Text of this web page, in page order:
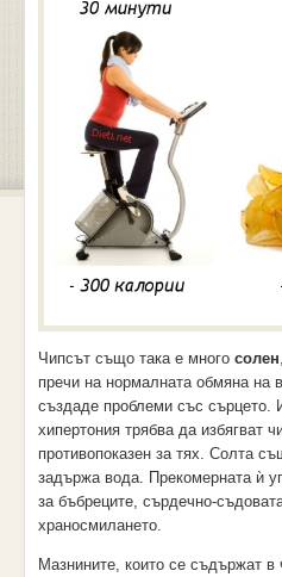
Чипсът също така е много солен
пречи на нормалната обмяна на
създаде проблеми със сърцето.
хипертония трябва да избягват
противопоказен за тях. Солта
задържа вода. Прекомерната ѝ
за бъбреците, сърдечно-
храносмилането.
Мазнините, които се съдържат